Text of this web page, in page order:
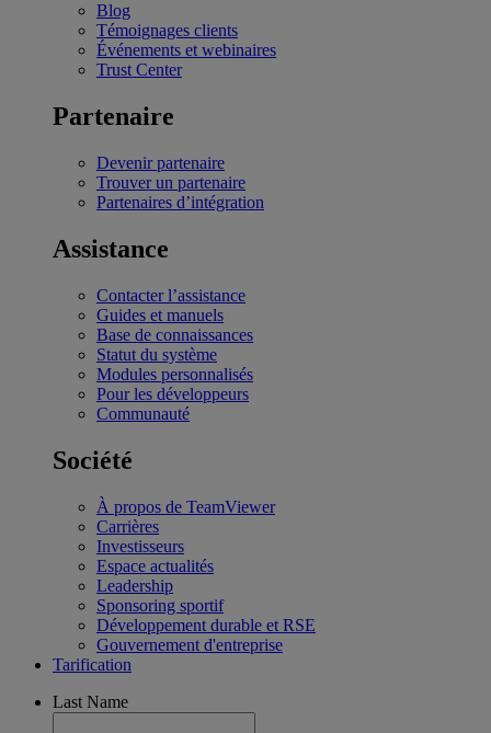
Blog
Témoignages clients
Événements et webinaires
Trust Center
Partenaire
Devenir partenaire
Trouver un partenaire
Partenaires d’intégration
Assistance
Contacter l’assistance
Guides et manuels
Base de connaissances
Statut du système
Modules personnalisés
Pour les développeurs
Communauté
Société
À propos de TeamViewer
Carrières
Investisseurs
Espace actualités
Leadership
Sponsoring sportif
Développement durable et RSE
Gouvernement d'entreprise
Tarification
Last Name